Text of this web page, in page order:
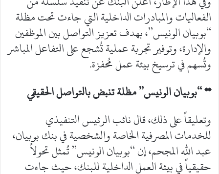
الفعاليات والمبادرات الداخلية التي جاءت تحت مظلة
“بوبيان الونيس”، بهدف تعزيز التواصل بين الموظفين
والإدارة، وتوفير تجربة عملية تُشجع على التفاعل المباشر
وتُسهم في ترسيخ بيئة عمل مُحفزة.
** “بوبيان الونيس” مظلة تنبض بالتواصل الحقيقي
وتعليقاً على ذلك، قال نائب الرئيس التنفيذي
للخدمات المصرفية الخاصة والشخصية في بنك بوبيان،
عبد الله المجحم، إن “بوبيان الونيس” تُمثل تحولاً
حقيقياً في بيئة العمل الداخلية للبنك، حيث جاءت